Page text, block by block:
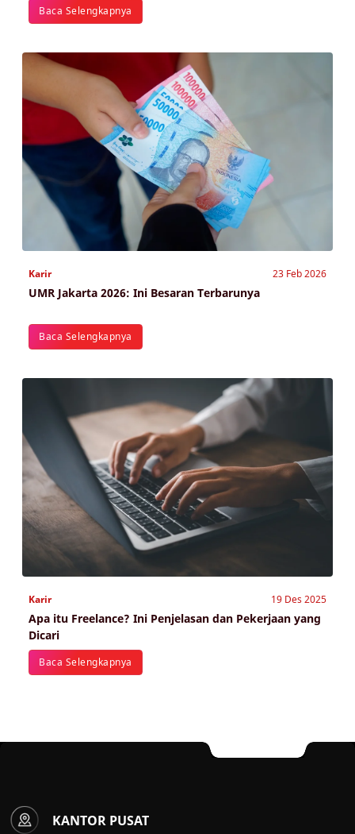
Baca Selengkapnya
Karir 23 Feb 2026
UMR Jakarta 2026: Ini Besaran Terbarunya
Baca Selengkapnya
Karir 19 Des 2025
Apa itu Freelance? Ini Penjelasan dan Pekerjaan yang
Dicari
Baca Selengkapnya
KANTOR PUSAT